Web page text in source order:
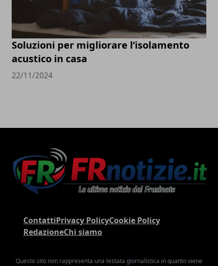
Soluzioni per migliorare l’isolamento
acustico in casa
22/11/2024
ContattiPrivacy PolicyCookie Policy
RedazioneChi siamo
Questo sito non rappresenta una testata giornalistica in quanto viene